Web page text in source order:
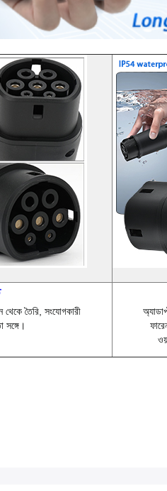
তৈরি, সংযোগকারী
সঙ্গে।